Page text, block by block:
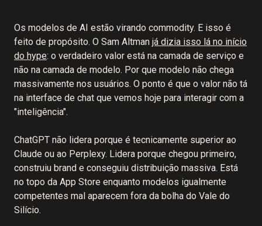
Os modelos de AI estão virando commodity. E isso é
feito de propósito. O Sam Altman já dizia isso lá no início
do hype: o verdadeiro valor está na camada de serviço e
não na camada de modelo. Por que modelo não chega
massivamente nos usuários. O ponto é que o valor não tá
na interface de chat que vemos hoje para interagir com a
"inteligência".
ChatGPT não lidera porque é tecnicamente superior ao
Claude ou ao Perplexy. Lidera porque chegou primeiro,
construiu brand e conseguiu distribuição massiva. Está
no topo da App Store enquanto modelos igualmente
competentes mal aparecem fora da bolha do Vale do
Silício.